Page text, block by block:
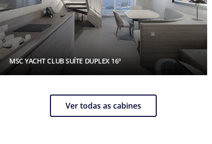
MSC YACHT CLUB SUÍTE DUPLEX 16º
Ver todas as cabines